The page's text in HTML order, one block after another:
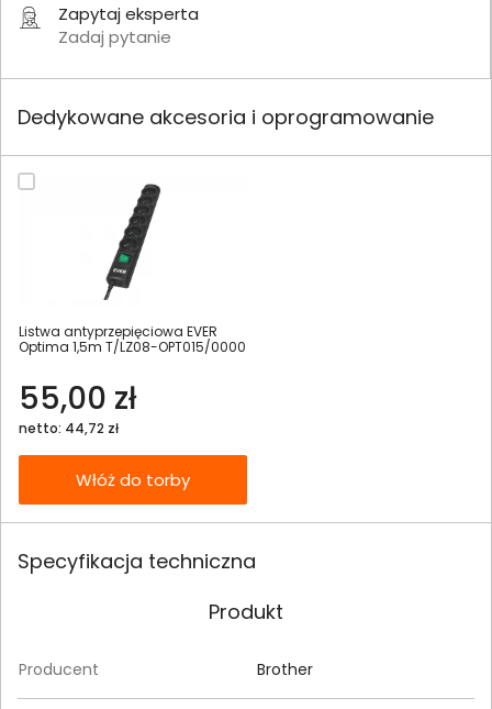
Zapytaj eksperta
Zadaj pytanie
Dedykowane akcesoria i oprogramowanie
Listwa antyprzepięciowa EVER
Optima 1,5m T/LZ08-OPT015/0000
55,00 zł
netto: 44,72 zł
Włóż do torby
Specyfikacja techniczna
Produkt
Producent Brother